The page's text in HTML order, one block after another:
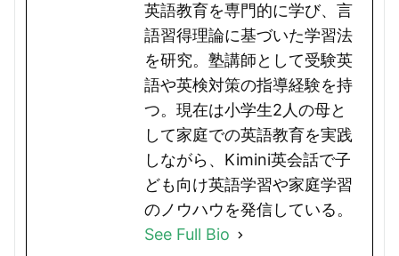
英語教育を専門的に学び、言
語習得理論に基づいた学習法
を研究。塾講師として受験英
語や英検対策の指導経験を持
つ。現在は小学生2人の母と
して家庭での英語教育を実践
しながら、Kimini英会話で子
ども向け英語学習や家庭学習
のノウハウを発信している。
See Full Bio